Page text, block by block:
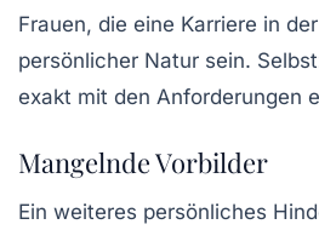
Frauen, die eine Karriere in
persönlicher Natur sein.
exakt mit den Anforderungen
Mangelnde Vorbilder
Ein weiteres persönliches